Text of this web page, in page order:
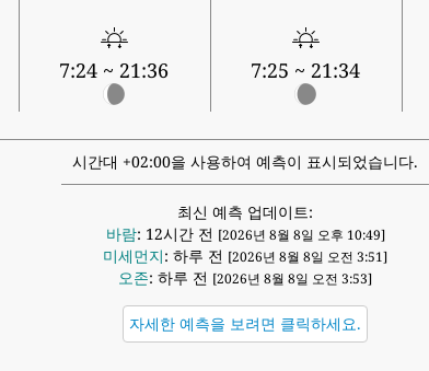
7:24 ~ 21:36 7:25 ~ 21:34
시간대 +02:00을 사용하여 예측이 표시되었습니다.
최신 예측 업데이트:
바람: 12시간 전 [2026년 8월 8일 오후 10:49]
미세먼지: 하루 전 [2026년 8월 8일 오전 3:51]
오존: 하루 전 [2026년 8월 8일 오전 3:53]
자세한 예측을 보려면 클릭하세요.